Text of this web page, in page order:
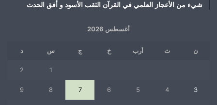
شيء من الأعجاز العلمي في القرآن الثقب الأسود و أفق الحدث
أغسطس 2026
ن ث أرب خ ج س د
1
2
3
4
5
6
7
8
9